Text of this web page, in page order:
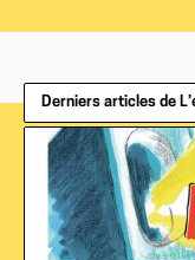
Derniers articles de